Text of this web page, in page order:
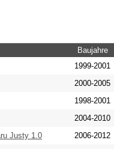
Baujahre
1999-2001
2000-2005
1998-2001
2004-2010
Justy 1.0
2006-2012